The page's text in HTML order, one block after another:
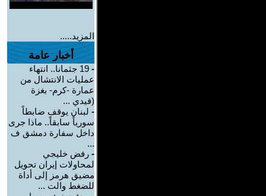
المزيد.....
أخبار عامة
-
19 جثمانا.. انتهاء
عمليات الانتشال من
عمارة -كرم- بغزة
(فيدي ...
- لبنان يوقف ضابطاً
سورياً سابقاً.. ماذا جرى
داخل سفارة دمشق ف
...
- رفض خليجي
لمحاولات إيران تحويل
مضيق هرمز إلى أداة
للضغط والت ...